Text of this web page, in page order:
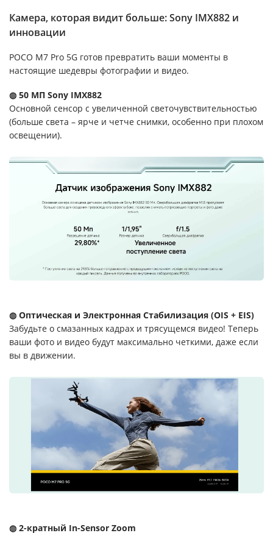
Камера, которая видит больше: Sony IMX882 и
инновации
POCO M7 Pro 5G готов превратить ваши моменты в
настоящие шедевры фотографии и видео.
◍ 50 МП Sony IMX882
Основной сенсор с увеличенной светочувствительностью
(больше света – ярче и четче снимки, особенно при плохом
освещении).
◍ Оптическая и Электронная Стабилизация (OIS + EIS)
Забудьте о смазанных кадрах и трясущемся видео! Теперь
ваши фото и видео будут максимально четкими, даже если
вы в движении.
◍ 2-кратный In-Sensor Zoom